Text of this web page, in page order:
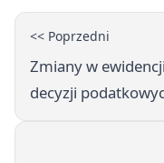
<< Poprzedni
Zmiany w
decyzji